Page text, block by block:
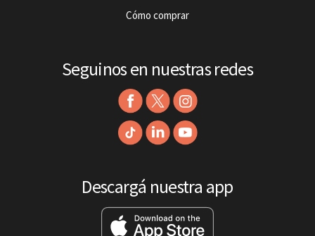
Cómo comprar
Seguinos en nuestras redes
Descargá nuestra app